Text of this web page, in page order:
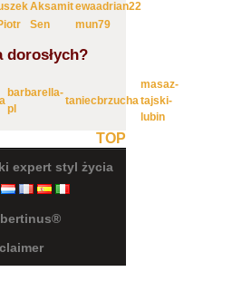
Aksamitewaadrian22
Sen mun79
dorosłych?
barbarella-
pl
taniecbrzucha
masaz-
tajski-
lubin
TOP
expert styl życia